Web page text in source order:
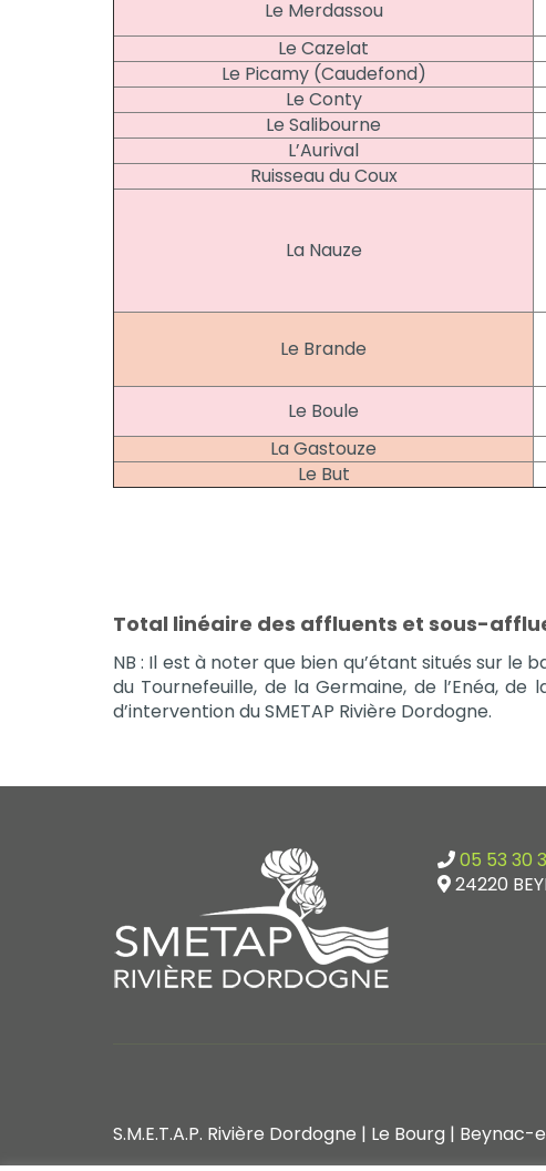
Le Merdassou
Le Cazelat
Le Picamy (Caudefond)
Le Conty
Le Salibourne
L’Aurival
Ruisseau du Coux
La Nauze
Le Brande
Le Boule
La Gastouze
Le But
Total linéaire des affluents et sous-
NB : Il est à noter que bien qu’étant situés sur le
du Tournefeuille, de la Germaine, de l’Enéa, de
d’intervention du SMETAP Rivière Dordogne.
05 53 30
24220
S.M.E.T.A.P. Rivière Dordogne | Le Bourg |